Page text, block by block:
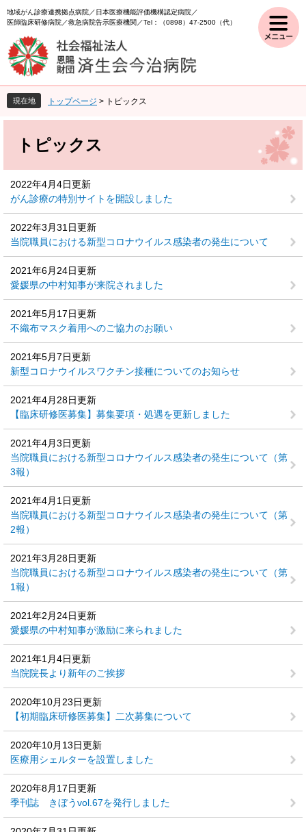
ペ
ー
の
で
す
。
メ
ニ
ー
ば
し
て
地域がん診療連携拠点病院
日本医療機能評価機構認定病院
医師臨床研修病院
救急病院告示医療機関 Tel：（0898）47-2500（代）
現在地 トップページ > トピックス
トピックス
2022年4月4日更新
がん診療の特別サイトを開設しました
2022年3月31日更新
当院職員における新型コロナウイルス感染者の発生について
2021年6月24日更新
愛媛県の中村知事が来院されました
2021年5月17日更新
不織布マスク着用へのご協力のお願い
2021年5月7日更新
新型コロナウイルスワクチン接種についてのお知らせ
2021年4月28日更新
【臨床研修医募集】募集要項・処遇を更新しました
2021年4月3日更新
当院職員における新型コロナウイルス感染者の発生について（第
3報）
2021年4月1日更新
当院職員における新型コロナウイルス感染者の発生について（第
2報）
2021年3月28日更新
当院職員における新型コロナウイルス感染者の発生について（第
1報）
2021年2月24日更新
愛媛県の中村知事が激励に来られました
2021年1月4日更新
当院院長より新年のご挨拶
2020年10月23日更新
【初期臨床研修医募集】二次募集について
2020年10月13日更新
医療用シェルターを設置しました
2020年8月17日更新
季刊誌 きぼうvol.67を発行しました